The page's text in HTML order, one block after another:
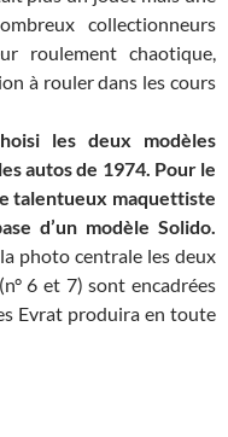
collectionneurs
roulement chaotique,
à rouler dans les cours
les deux modèles
autos de 1974. Pour le
talentueux maquettiste
d’un modèle Solido.
photo centrale les deux
6 et 7) sont encadrées
Evrat produira en toute